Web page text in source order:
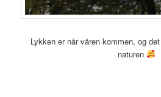
Lykken er når våren kommen, og
naturen